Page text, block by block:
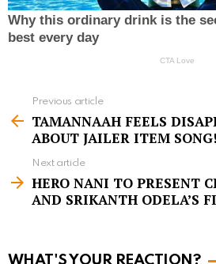
e
m
e
Previous article
TAMANNAAH FEELS
ABOUT JAILER ITEM SONG!
Next article
HERO NANI TO PRESENT
AND SRIKANTH ODELA’S
WHAT'S YOUR REACTION?